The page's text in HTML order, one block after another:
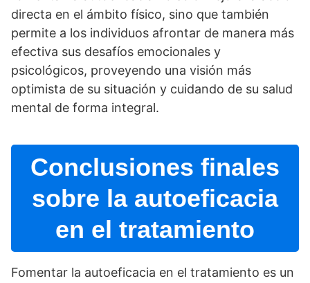
directa en el ámbito fí­sico, sino que también
permite a los individuos afrontar de manera más
efectiva sus desafí­os emocionales y
psicológicos, proveyendo una visión más
optimista de su situación y cuidando de su salud
mental de forma integral.
Conclusiones finales
sobre la autoeficacia
en el tratamiento
Fomentar la autoeficacia en el tratamiento es un